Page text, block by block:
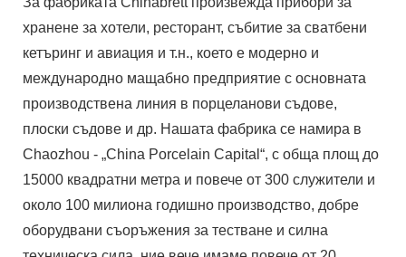
хранене за хотели, ресторант, събитие за сватбени
кетъринг и авиация и т.н., което е модерно и
международно мащабно предприятие с основната
производствена линия в порцеланови съдове,
плоски съдове и др. Нашата фабрика се намира в
Chaozhou - „China Porcelain Capital“, с обща площ до
15000 квадратни метра и повече от 300 служители и
около 100 милиона годишно производство, добре
оборудвани съоръжения за тестване и силна